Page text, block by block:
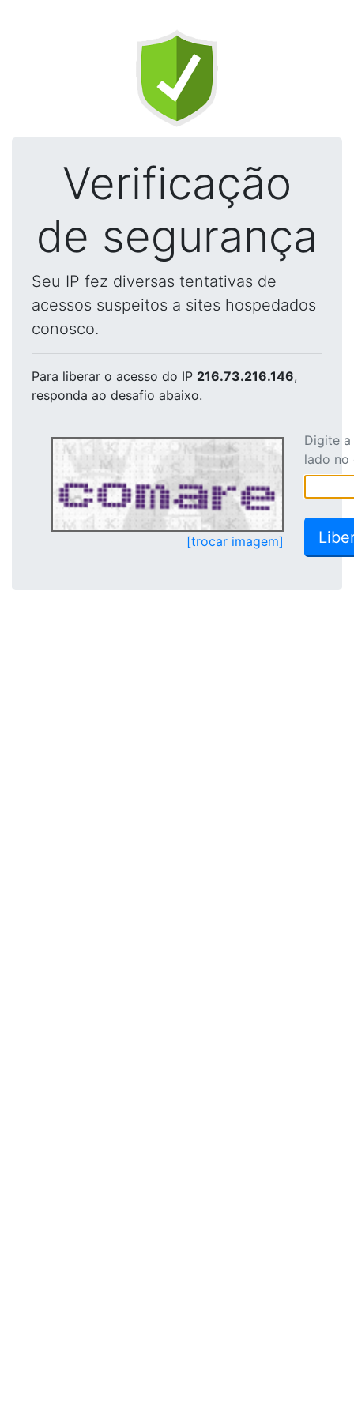
Verificação
de segurança
Seu IP fez diversas tentativas de
acessos suspeitos a sites hospedados
conosco.
Para liberar o acesso do IP 216.73.216.146,
responda ao desafio abaixo.
[trocar imagem]
Digite
lado no